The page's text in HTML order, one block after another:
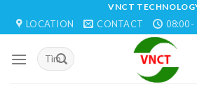
VNCT
LOCATION CONTACT 08:00 -